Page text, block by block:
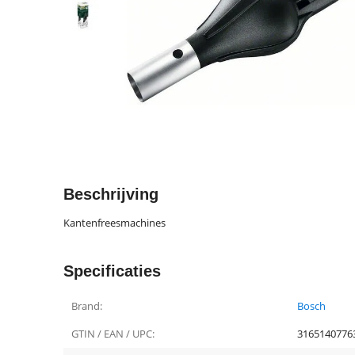
Beschrijving
Kantenfreesmachines
Specificaties
Brand:
Bosch
GTIN / EAN / UPC: